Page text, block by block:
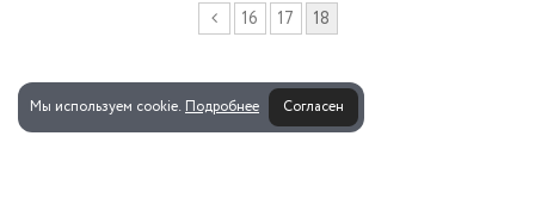
Мы используем cookie. Подробнее Согласен
16 17 18